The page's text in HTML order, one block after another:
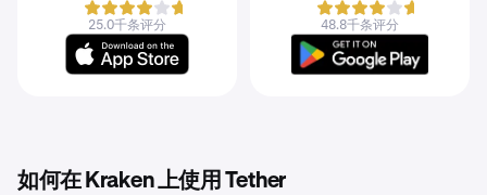
25.0千条评分 48.8千条评分
如何在 Kraken 上使用 Tether